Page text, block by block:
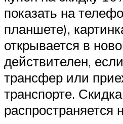
показать на
планшете),
открывается в
действителен,
трансфер или
транспорте.
распространяется